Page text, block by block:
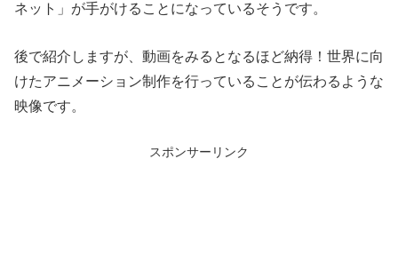
ネット」が手がけることになっているそうです。
後で紹介しますが、動画をみるとなるほど納得！世界に向
けたアニメーション制作を行っていることが伝わるような
映像です。
スポンサーリンク